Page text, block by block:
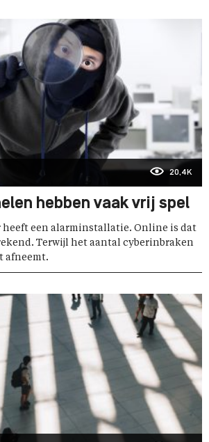
20,4K
hebben vaak vrij spel
een alarminstallatie. Online is dat
Terwijl het aantal cyberinbraken
afneemt.